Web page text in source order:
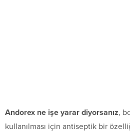
Andorex ne işe yarar diyorsanız,
kullanılması için antiseptik bir